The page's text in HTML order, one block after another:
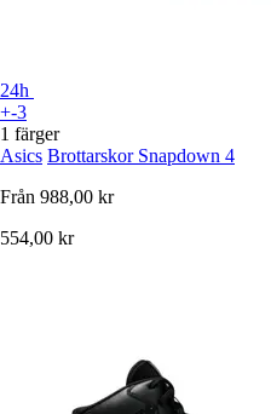
24h
+-3
1 färger
Asics Brottarskor Snapdown 4
Från 988,00 kr
554,00 kr